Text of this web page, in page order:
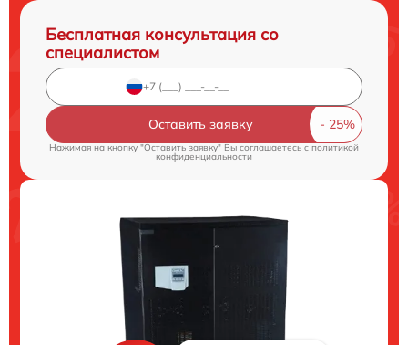
Бесплатная консультация со
специалистом
Оставить заявку
Нажимая на кнопку "Оставить заявку" Вы соглашаетесь cполитикой
конфиденциальности